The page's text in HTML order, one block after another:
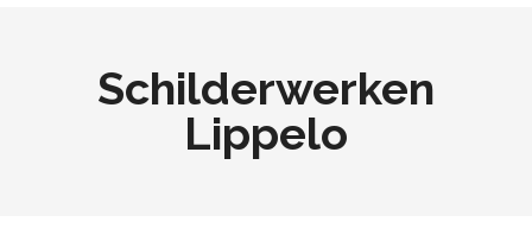
Schilderwerken
Lippelo